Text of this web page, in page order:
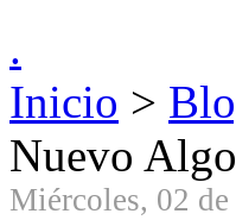
.
Inicio >
Nuevo
Miércoles, 02